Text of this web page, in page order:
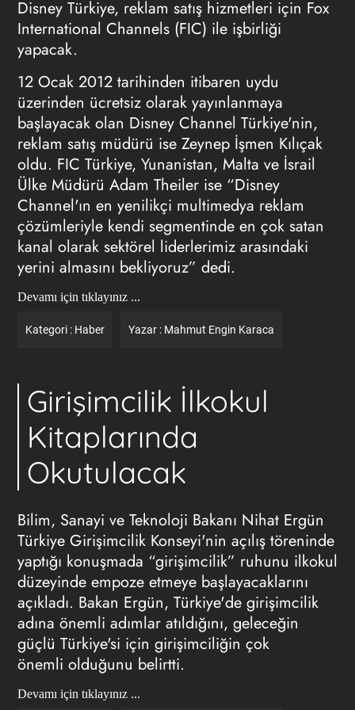
Disney Türkiye, reklam satış hizmetleri için Fox
International Channels (FIC) ile işbirliği
yapacak.
12 Ocak 2012 tarihinden itibaren uydu
üzerinden ücretsiz olarak yayınlanmaya
başlayacak olan Disney Channel Türkiye'nin,
reklam satış müdürü ise Zeynep İşmen Kılıçak
oldu. FIC Türkiye, Yunanistan, Malta ve İsrail
Ülke Müdürü Adam Theiler ise “Disney
Channel'ın en yenilikçi multimedya reklam
çözümleriyle kendi segmentinde en çok satan
kanal olarak sektörel liderlerimiz arasındaki
yerini almasını bekliyoruz” dedi.
Devamı için tıklayınız ...
Kategori : Haber Yazar : Mahmut Engin Karaca
Girişimcilik İlkokul
Kitaplarında
Okutulacak
Bilim, Sanayi ve Teknoloji Bakanı Nihat Ergün
Türkiye Girişimcilik Konseyi'nin açılış töreninde
yaptığı konuşmada “girişimcilik” ruhunu ilkokul
düzeyinde empoze etmeye başlayacaklarını
açıkladı. Bakan Ergün, Türkiye'de girişimcilik
adına önemli adımlar atıldığını, geleceğin
güçlü Türkiye'si için girişimciliğin çok
önemli olduğunu belirtti.
Devamı için tıklayınız ...